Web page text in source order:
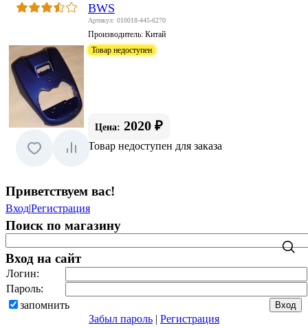
BWS
Артикул: 010018-445-6270
Производитель: Китай
Товар недоступен
Цена: 2020 ₽
Товар недоступен для заказа
Приветствуем вас!
Вход|Регистрация
Поиск по магазину
Вход на сайт
Логин:
Пароль:
запомнить
Забыл пароль | Регистрация